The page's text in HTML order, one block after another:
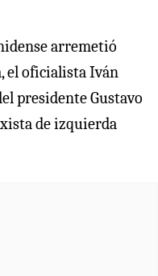
arremetió
el oficialista Iván
presidente Gustavo
de izquierda